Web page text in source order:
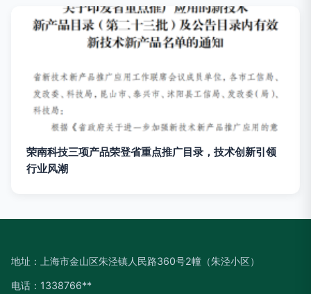
荣南科技三项产品荣登省重点推广目录，技术创新引领
行业风潮
地址：上海市金山区朱泾镇人民路360号2幢（朱泾小区）
电话：1338766**